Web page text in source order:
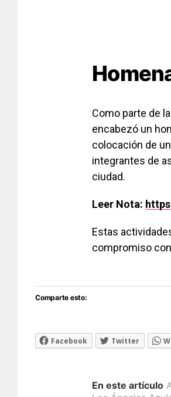
Como parte de
encabezó un
colocación de
integrantes de
ciudad.
Leer Nota:
Estas
compromiso
Comparte esto:
Facebook Twitter
En este artículo